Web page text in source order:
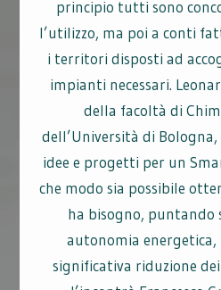
principio tutti sono
l’utilizzo, ma poi a conti
i territori disposti ad
impianti necessari.
della facoltà di
dell’Università di
idee e progetti per un
che modo sia possibile
ha bisogno, puntando
autonomia energetica,
significativa riduzione